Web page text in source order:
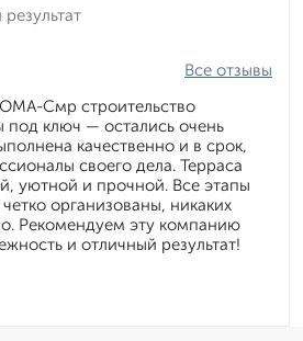
Все отзывы
Смр строительство
под ключ — остались очень
качественно и в срок,
своего дела. Терраса
уютной и прочной. Все этапы
организованы, никаких
Рекомендуем эту компанию
и отличный результат!